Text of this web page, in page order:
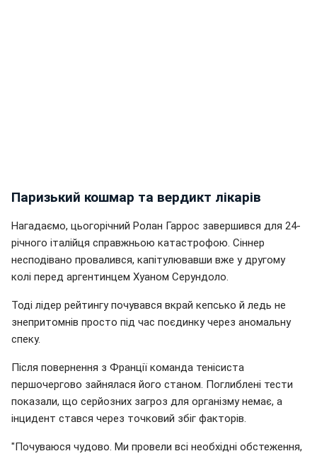
Паризький кошмар та вердикт лікарів
Нагадаємо, цьогорічний Ролан Гаррос завершився для 24-
річного італійця справжньою катастрофою. Сіннер
несподівано провалився, капітулювавши вже у другому
колі перед аргентинцем Хуаном Серундоло.
Тоді лідер рейтингу почувався вкрай кепсько й ледь не
знепритомнів просто під час поєдинку через аномальну
спеку.
Після повернення з Франції команда тенісиста
першочергово зайнялася його станом. Поглиблені тести
показали, що серйозних загроз для організму немає, а
інцидент стався через точковий збіг факторів.
"Почуваюся чудово. Ми провели всі необхідні обстеження,